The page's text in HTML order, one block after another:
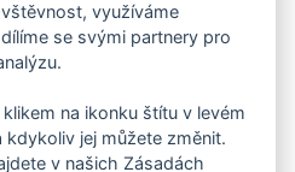
rozhlas
či mailu upozornění na
a sportovní akce?
o aplikaci
využíváme
se svými partnery pro
na ikonku štítu v levém
jej můžete změnit.
v našich Zásadách